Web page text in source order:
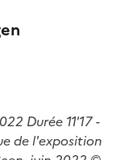
Durée 11'17 -
de l'exposition